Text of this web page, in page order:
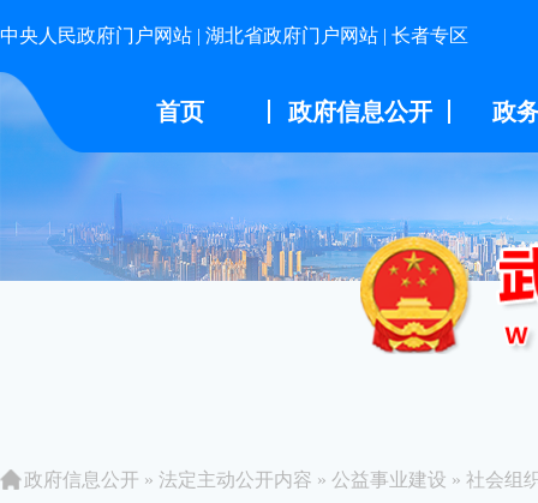
中央人民政府门户网站 | 湖北省政府门户网站 | 长者专区
首页 政府信息公开 政
政府信息公开 » 法定主动公开内容 » 公益事业建设 » 社会组